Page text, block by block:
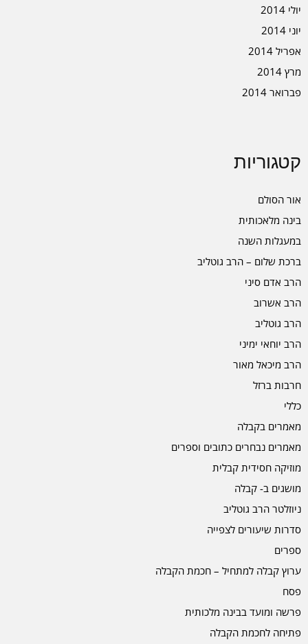
יולי 2014
יוני 2014
אפריל 2014
מרץ 2014
פברואר 2014
קטגוריות
אור הסולם
בינה מלאכותית
במעגלות השנה
ברכת שלום – הרב גוטליב
הרב אדם סיני
הרב אשרוב
הרב גוטליב
הרב יוחאי ימיני
הרב מיכאל מאור
חרבות ברזל
כללי
מאמרים בקבלה
מאמרים נבחרים כתובים וספרים
מוזיקה חסידית קבלית
מושגים ב- קבלה
ניוזלטר הרב גוטליב
סדרות שיעורים לצפייה
ספרים
ערוץ קבלה למתחיל – חכמת הקבלה
פסח
פרשה ומועד בבינה מלכותית
פתיחה לחכמת הקבלה